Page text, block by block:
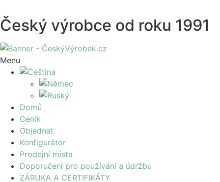
Český výrobce od roku 1991
Menu
Domů
Ceník
Objednat
Konfigurátor
Prodejní místa
Doporučení pro používání a údržbu
ZÁRUKA A CERTIFIKÁTY